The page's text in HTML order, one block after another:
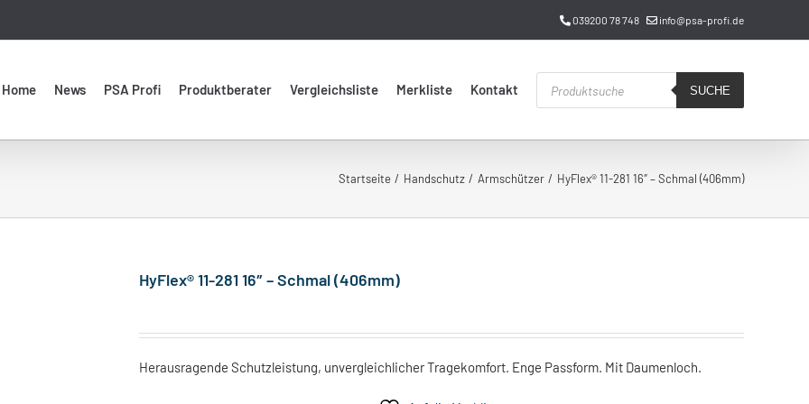
039200 78 748 info@psa-profi.de
Home News PSA Profi Produktberater Vergleichsliste Merkliste Kontakt
Products
search
SUCHE
Startseite Handschutz Armschützer HyFlex® 11-281 16″ – Schmal (406mm)
HyFlex® 11-281 16″ – Schmal (406mm)
Herausragende Schutzleistung, unvergleichlicher Tragekomfort. Enge Passform. Mit Daumenloch.